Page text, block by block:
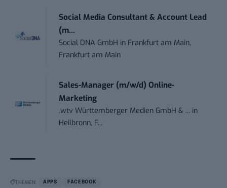
Social Media Consultant & Account Lead
(m...
Social DNA GmbH in Frankfurt am Main,
Frankfurt am Main
Sales-Manager (m/w/d) Online-
Marketing
.wtv Württemberger Medien GmbH & ... in
Heilbronn, F...
THEMEN: APPS FACEBOOK